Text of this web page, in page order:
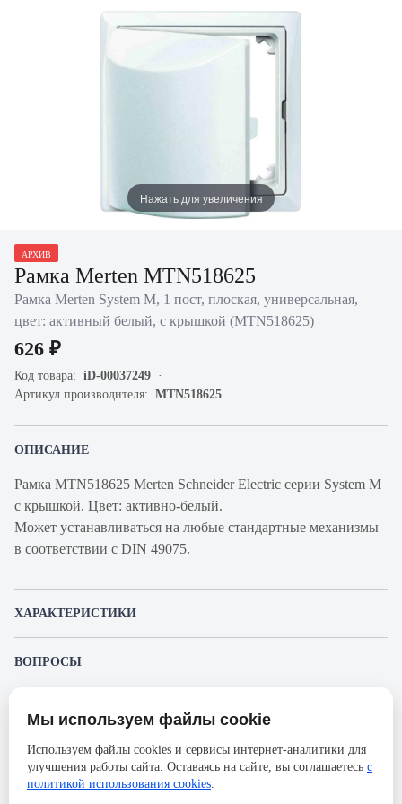
Нажать для увеличения
АРХИВ
Рамка Merten MTN518625
Рамка Merten System M, 1 пост, плоская, универсальная,
цвет: активный белый, с крышкой (MTN518625)
626 ₽
Код товара: iD-00037249
Артикул производителя: MTN518625
ОПИСАНИЕ
Рамка MTN518625 Merten Schneider Electric серии System M
с крышкой. Цвет: активно-белый.
Может устанавливаться на любые стандартные механизмы
в соответствии с DIN 49075.
ХАРАКТЕРИСТИКИ
Способ монтажа
универсальная
Форма
ВОПРОСЫ
Пожалуйста, авторизуйтесь, чтобы иметь
возможность оставлять вопросы.
Представленные изображения и характеристики могут отличаться от реального
без предварительного уведомления. Компания АйДистрибьют не несёт
ответственности в случае не соответствия текущей модели товаров фотографиям,
размещённым в карточке товара.
Мы используем файлы cookie
Используем файлы cookies и сервисы интернет-аналитики для
улучшения работы сайта. Оставаясь на сайте, вы соглашаетесь с
политикой использования cookies.